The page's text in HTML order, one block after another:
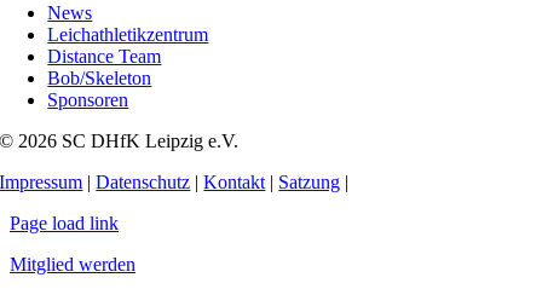
News
Leichathletikzentrum
Distance Team
Bob/Skeleton
Sponsoren
© 2026 SC DHfK Leipzig e.V.
Impressum |Datenschutz |Kontakt | Satzung |
Page load link
Mitglied werden